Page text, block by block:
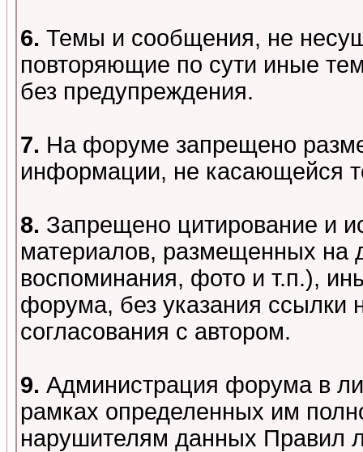
6. Темы и сообщения, не
повторяющие по сути иные
без предупреждения.
7. На форуме запрещено
информации, не касающейся
8. Запрещено цитирование и
материалов, размещенных на
воспоминания, фото и т.п.),
форума, без указания ссылки
согласования с автором.
9. Администрация форума в
рамках определенных им
нарушителям данных Правил